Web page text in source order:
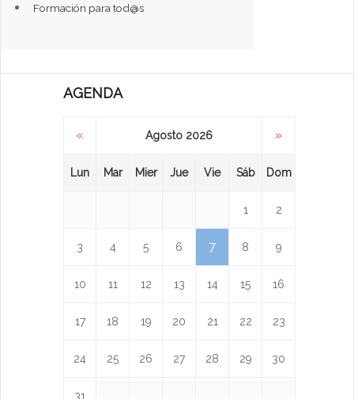
Formación para tod@s
AGENDA
« Agosto 2026 »
Lun Mar Mier Jue Vie Sáb Dom
1 2
3 4 5 6 7 8 9
10 11 12 13 14 15 16
17 18 19 20 21 22 23
24 25 26 27 28 29 30
31